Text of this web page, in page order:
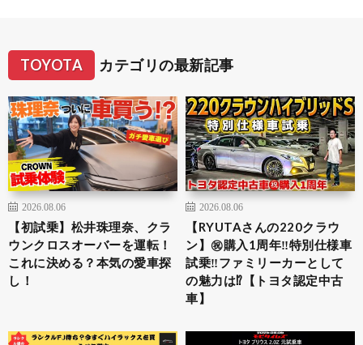
TOYOTA カテゴリの最新記事
2026.08.06
【初試乗】松井珠理奈、クラ
ウンクロスオーバーを運転！
これに決める？本気の愛車探
し！
2026.08.06
【RYUTAさんの220クラウ
ン】㊗️購入1周年‼️特別仕様車
試乗‼️ファミリーカーとして
の魅力は⁉️【トヨタ認定中古
車】